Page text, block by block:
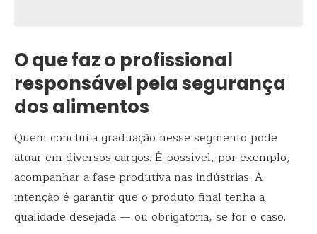
O que faz o profissional
responsável pela segurança
dos alimentos
Quem conclui a graduação nesse segmento pode
atuar em diversos cargos. É possível, por exemplo,
acompanhar a fase produtiva nas indústrias. A
intenção é garantir que o produto final tenha a
qualidade desejada — ou obrigatória, se for o caso.